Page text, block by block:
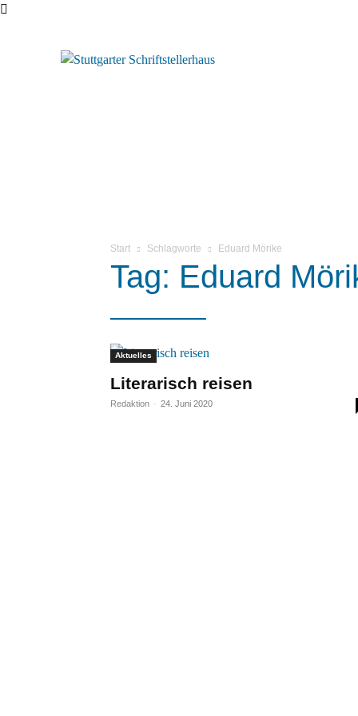
Start Schlagworte Eduard Mörike
Tag: Eduard
Aktuelles
Literarisch reisen
Redaktion - 24. Juni 2020